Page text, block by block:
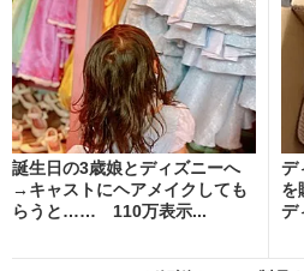
誕生日の3歳娘とディズニーへ
→キャストにヘアメイクしても
らうと…… 110万表示...
デ
デ